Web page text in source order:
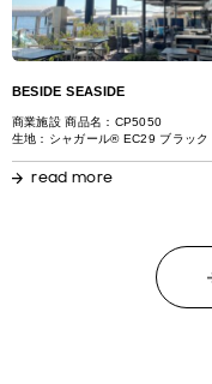
BESIDE SEASIDE
商業施設 商品名：CP5050
生地：シャガール® EC29 ブラック
read more